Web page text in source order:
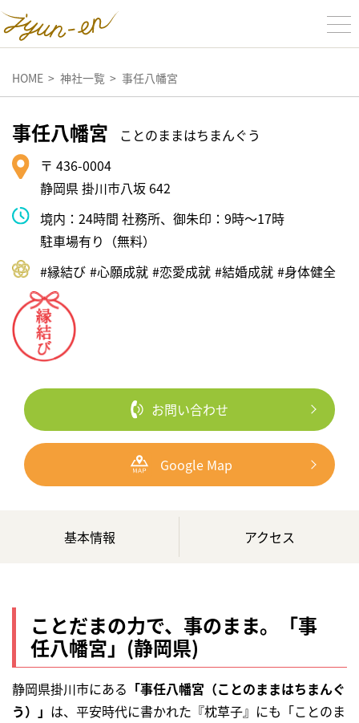
HOME 神社一覧 事任八幡宮
事任八幡宮
ことのままはちまんぐう
〒 436-0004
静岡県 掛川市八坂 642
境内：24時間 社務所、御朱印：9時～17時
駐車場有り（無料）
#縁結び #⼼願成就 #恋愛成就 #結婚成就 #⾝体健全
お問い合わせ
Google Map
基本情報 アクセス
ことだまの力で、事のまま。「事
任八幡宮」(静岡県)
静岡県掛川市にある 「事任八幡宮（ことのままはちまんぐ
う）」 は、平安時代に書かれた『枕草子』にも「ことのま